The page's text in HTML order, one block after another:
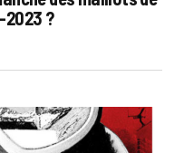
2023 ?